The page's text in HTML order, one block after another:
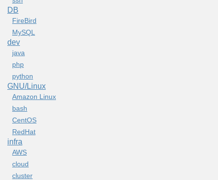
DB
FireBird
MySQL
dev
java
php
python
GNU/Linux
Amazon Linux
bash
CentOS
RedHat
infra
AWS
cloud
cluster